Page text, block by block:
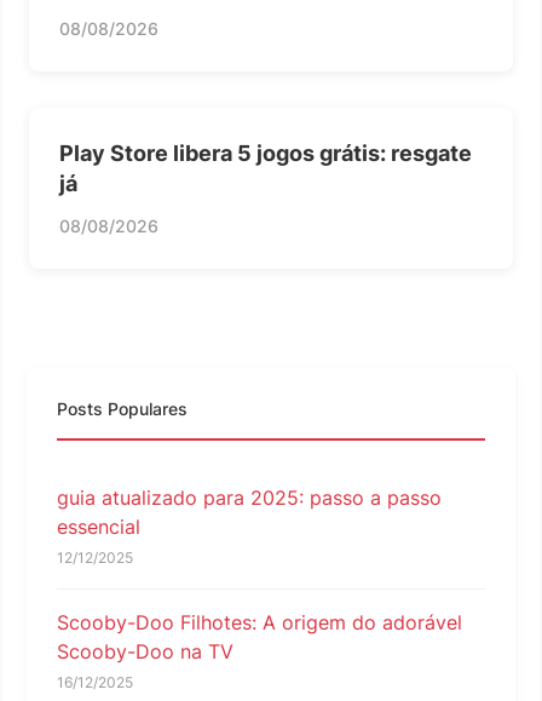
08/08/2026
Play Store libera 5 jogos grátis: resgate
já
08/08/2026
Posts Populares
guia atualizado para 2025: passo a passo
essencial
12/12/2025
Scooby-Doo Filhotes: A origem do adorável
Scooby-Doo na TV
16/12/2025